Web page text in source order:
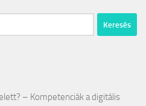
– Kompetenciák a digitális